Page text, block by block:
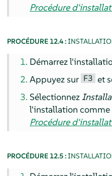
Procédure
PROCÉDURE 12.4 :
Démarrez
Appuyez sur F3 et
Sélectionnez
l'installation
Procédure
PROCÉDURE 12.5 :